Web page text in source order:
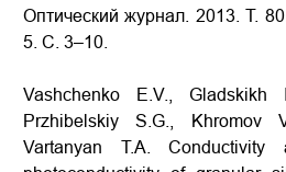
Оптический журнал. 2013. Т.
5. С. 3–10.
Vashchenko E.V., Gladskikh
Przhibelskiy S.G., Khromov
Vartanyan T.A.Conductivity